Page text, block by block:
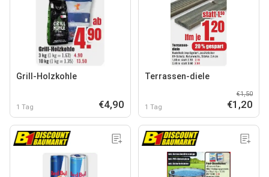
Grill-Holzkohle
1 Tag €4,90
Terrassen-diele
1 Tag
€1,50
€1,20